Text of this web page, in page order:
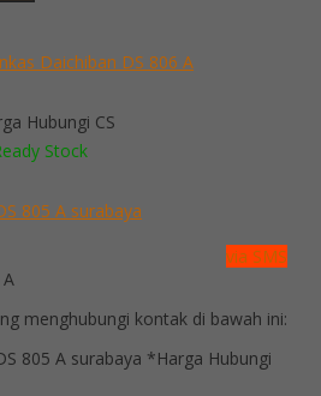
Daichiban DS 806 A
Hubungi CS
Stock
via SMS
menghubungi kontak di bawah ini:
*Harga Hubungi